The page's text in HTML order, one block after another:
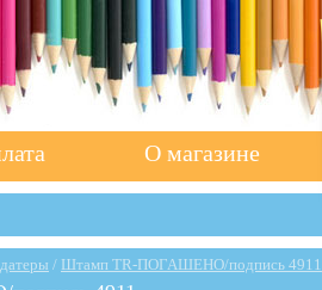
О магазине
/ Штамп TR-ПОГАШЕНО/подпись 4911